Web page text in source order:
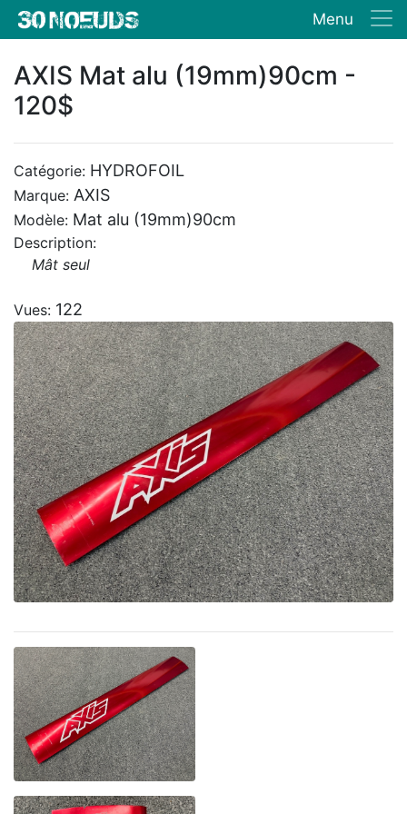
Menu
AXIS Mat alu (19mm)90cm -
120$
Catégorie: HYDROFOIL
Marque: AXIS
Modèle: Mat alu (19mm)90cm
Description:
Mât seul
Vues: 122